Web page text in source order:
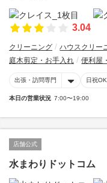
3.04
クリーニング ハウスクリー
庭木剪定・お手入れ
便利屋
出張・訪問専門 日祝OK
本日の営業状況 7:00〜19:00
店舗公式
水まわりドットコム